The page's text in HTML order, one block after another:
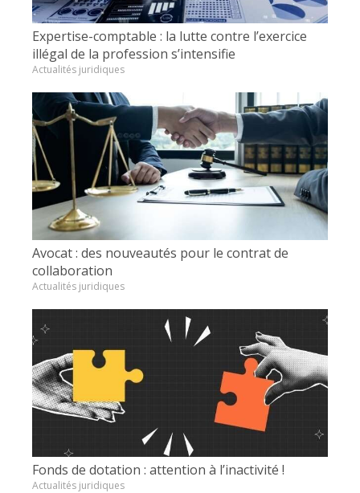
Expertise-comptable : la lutte contre l’exercice
illégal de la profession s’intensifie
Actualités juridiques
Avocat : des nouveautés pour le contrat de
collaboration
Actualités juridiques
Fonds de dotation : attention à l’inactivité !
Actualités juridiques